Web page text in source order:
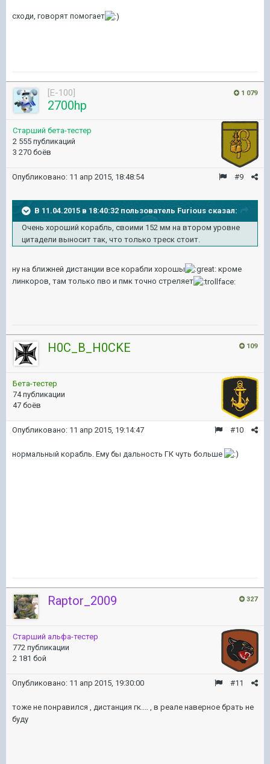
сходи, говорят помогает
1 079
[E-100]
2700hp
Старший бета-тестер
2 555 публикаций
3 270 боёв
#9
Опубликовано: 11 апр 2015, 18:48:54
В 11.04.2015 в 18:40:32 пользователь Furious сказал:
Очень хороший корабль, своими 152 мм на втором уровне
цитадели выносит так, что только треск стоит.
ну на ближней дистанции все корабли хорошы
кроме
линкоров, там только пво и пмк точно стреляет
109
H0C_B_H0CKE
Бета-тестер
74 публикации
47 боёв
#10
Опубликовано: 11 апр 2015, 19:14:47
нормальный корабль. Ему бы дальность ГК чуть больше
327
Raptor_2009
Старший альфа-тестер
772 публикации
2 181 бой
#11
Опубликовано: 11 апр 2015, 19:30:00
тоже не понравился , дистанция гк.... , в реале наверное брать не
буду